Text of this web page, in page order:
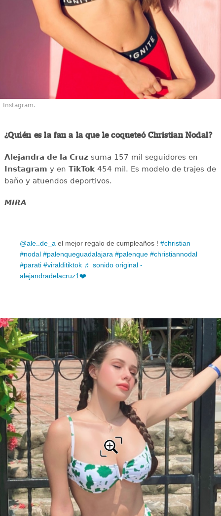
Instagram.
¿Quién es la fan a la que le coqueteó Christian Nodal?
Alejandra de la Cruz suma 157 mil seguidores en
Instagram y en TikTok454 mil. Es modelo de trajes de
baño y atuendos deportivos.
MIRA
@ale..de_a el mejor regalo de cumpleaños ! #christian
#nodal #palenqueguadalajara #palenque #christiannodal
#parati #viralditiktok ♬ sonido original -
alejandradelacruz1❤️